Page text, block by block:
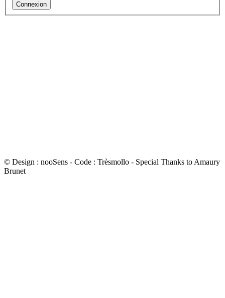
© Design : nooSens - Code : Trèsmollo - Special Thanks to Amaury
Brunet